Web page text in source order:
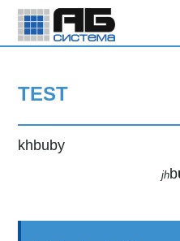
Головна>
TEST
khbuby
jhb